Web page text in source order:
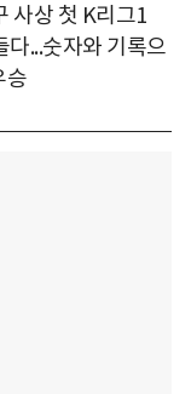
사상 첫 K리그1
다...숫자와 기록으
승